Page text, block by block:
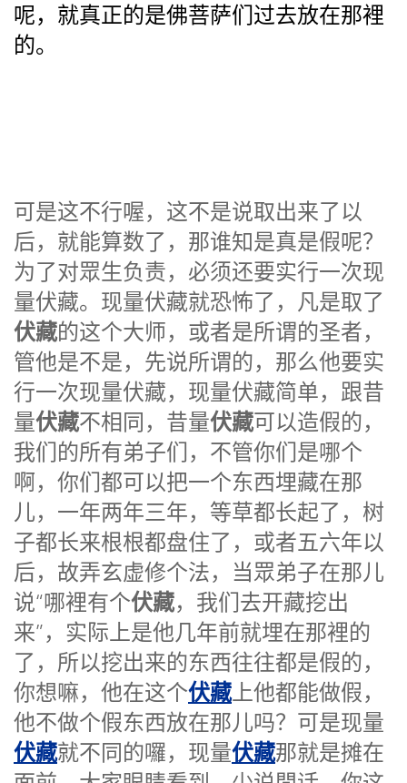
呢，就真正的是佛菩萨们过去放在那裡
的。
可是这不行喔，这不是说取出来了以
后，就能算数了，那谁知是真是假呢？
为了对眾生负责，必须还要实行一次现
量伏藏。现量伏藏就恐怖了，凡是取了
伏藏的这个大师，或者是所谓的圣者，
管他是不是，先说所谓的，那么他要实
行一次现量伏藏，现量伏藏简单，跟昔
量伏藏不相同，昔量伏藏可以造假的，
我们的所有弟子们，不管你们是哪个
啊，你们都可以把一个东西埋藏在那
儿，一年两年三年，等草都长起了，树
子都长来根根都盘住了，或者五六年以
后，故弄玄虚修个法，当眾弟子在那儿
说“哪裡有个伏藏，我们去开藏挖出
来”，实际上是他几年前就埋在那裡的
了，所以挖出来的东西往往都是假的，
你想嘛，他在这个伏藏上他都能做假，
他不做个假东西放在那儿吗？可是现量
伏藏就不同的囉，现量伏藏那就是摊在